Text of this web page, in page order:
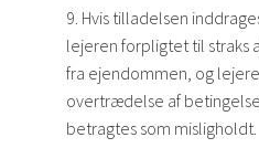
9. Hvis tilladelsen
lejeren forpligtet til straks
fra ejendommen, og
overtrædelse af
betragtes som misligholdt.